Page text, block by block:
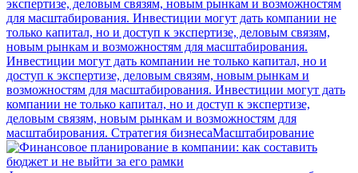
экспертизе, деловым связям, новым рынкам и возможностям
для масштабирования. Инвестиции могут дать компании не
только капитал, но и доступ к экспертизе, деловым связям,
новым рынкам и возможностям для масштабирования.
Инвестиции могут дать компании не только капитал, но и
доступ к экспертизе, деловым связям, новым рынкам и
возможностям для масштабирования. Инвестиции могут дать
компании не только капитал, но и доступ к экспертизе,
деловым связям, новым рынкам и возможностям для
масштабирования. Стратегия бизнесаМасштабирование